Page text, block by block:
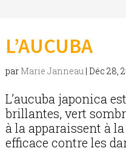
L’AUCUBA
par Marie Janneau | Déc 28,
L’aucuba japonica
brillantes, vert
à la apparaissent à
efficace contre les